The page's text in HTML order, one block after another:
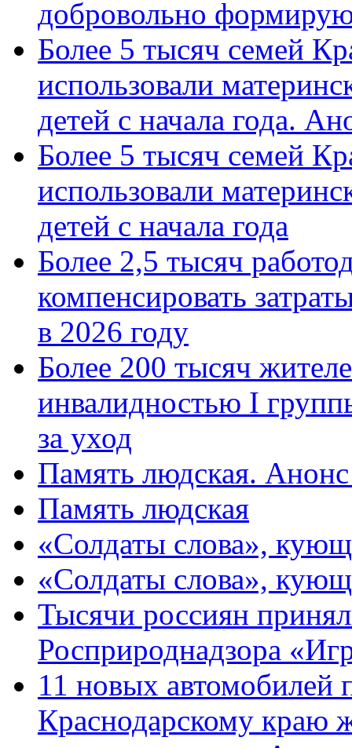
добровольно
Более 5 тысяч семей
использовали
детей с начала года.
Более 5 тысяч семей
использовали
детей с начала года
Более 2,5 тысяч
компенсировать
в 2026 году
Более 200 тысяч
инвалидностью I
за уход
Память людская.
Память людская
«Солдаты слова»,
«Солдаты слова»,
Тысячи россиян
Росприроднадзора
11 новых автомобилей
Краснодарскому краю